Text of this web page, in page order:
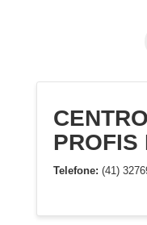
PROFIS
Telefone: (41)